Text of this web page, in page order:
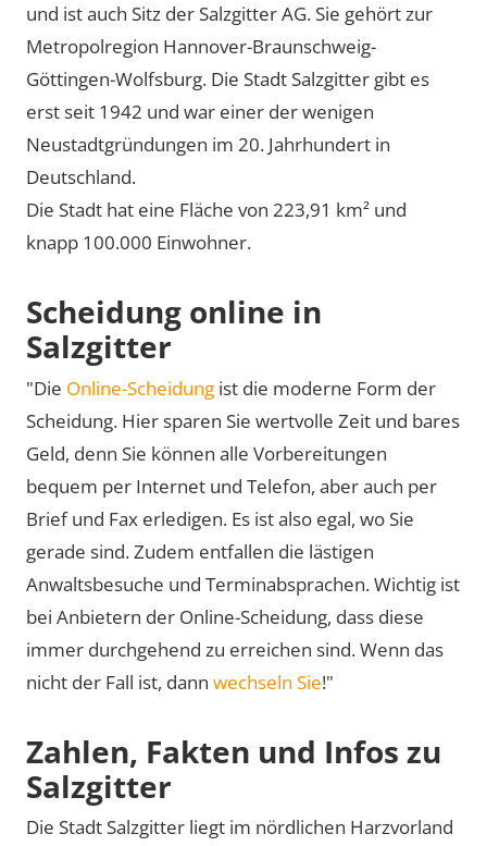
und ist auch Sitz der Salzgitter AG. Sie gehört zur
Metropolregion Hannover-Braunschweig-
Göttingen-Wolfsburg. Die Stadt Salzgitter gibt es
erst seit 1942 und war einer der wenigen
Neustadtgründungen im 20. Jahrhundert in
Deutschland.
Die Stadt hat eine Fläche von 223,91 km² und
knapp 100.000 Einwohner.
Scheidung online in
Salzgitter
"Die Online-Scheidung ist die moderne Form der
Scheidung. Hier sparen Sie wertvolle Zeit und bares
Geld, denn Sie können alle Vorbereitungen
bequem per Internet und Telefon, aber auch per
Brief und Fax erledigen. Es ist also egal, wo Sie
gerade sind. Zudem entfallen die lästigen
Anwaltsbesuche und Terminabsprachen. Wichtig ist
bei Anbietern der Online-Scheidung, dass diese
immer durchgehend zu erreichen sind. Wenn das
nicht der Fall ist, dann wechseln Sie!"
Zahlen, Fakten und Infos zu
Salzgitter
Die Stadt Salzgitter liegt im nördlichen Harzvorland